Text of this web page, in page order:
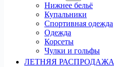
Нижнее бельё
Купальники
Спортивная одежда
Одежда
Корсеты
Чулки и гольфы
ЛЕТНЯЯ РАСПРОДАЖА